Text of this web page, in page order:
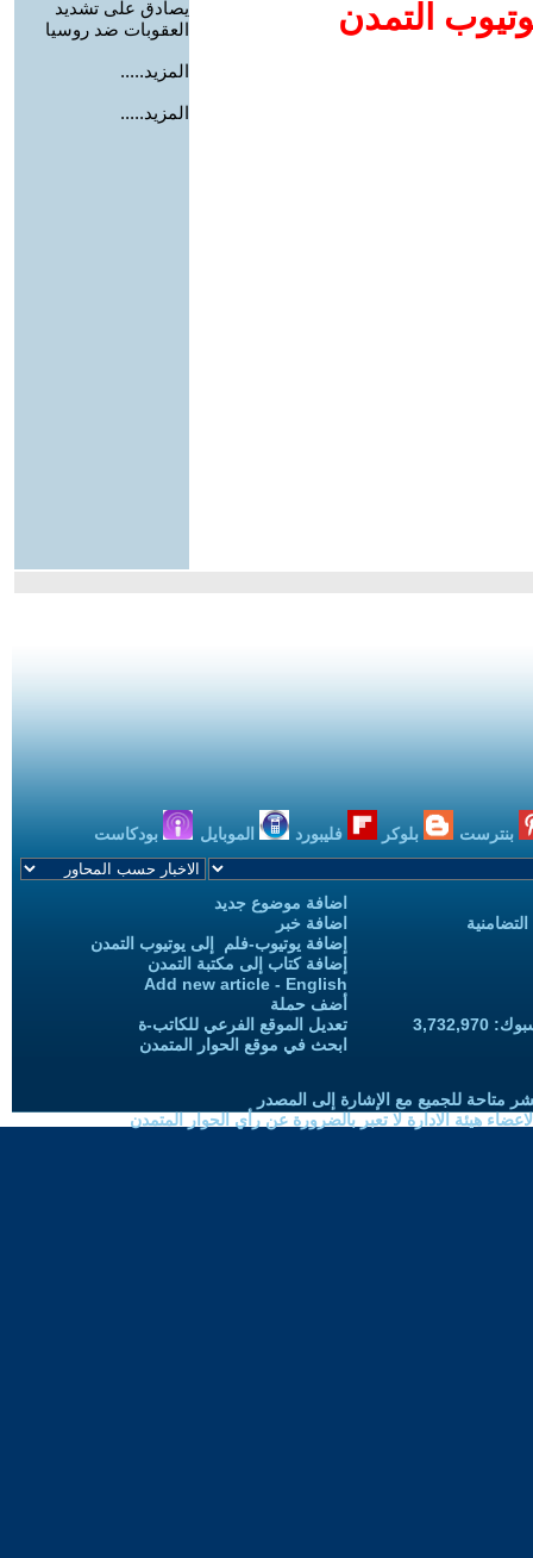
التمدن
يصادق على تشديد
العقوبات ضد روسيا
المزيد.....
المزيد.....
بنترست بلوكر فليبورد الموبايل بودكاست
اضافة موضوع جديد
اضافة خبر
إضافة يوتيوب-فلم إلى يوتيوب التمدن
إضافة كتاب إلى مكتبة التمدن
Add new article - English
أضف حملة
تعديل الموقع الفرعي للكاتب-ة
ابحث في موقع الحوار المتمدن
متاحة للجميع مع الإشارة إلى المصدر
هيئة الادارة لا تعبر بالضرورة عن رأي الحوار المتمدن